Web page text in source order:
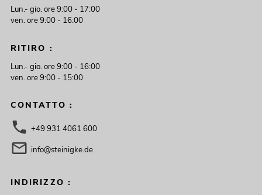
Lun.- gio. ore 9:00 - 17:00
ven. ore 9:00 - 16:00
RITIRO :
Lun.- gio. ore 9:00 - 16:00
ven. ore 9:00 - 15:00
CONTATTO :
+49 931 4061 600
info@steinigke.de
INDIRIZZO :